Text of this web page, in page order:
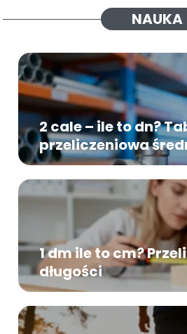
NAUKA
2 cale – ile to dn?
przeliczeniowa
1 dm ile to cm?
długości